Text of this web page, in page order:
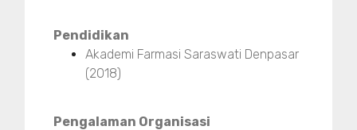
Pendidikan
Akademi Farmasi Saraswati Denpasar
(2018)
Pengalaman Organisasi